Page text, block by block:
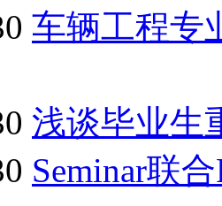
车辆工程专
浅谈毕业生
Seminar联